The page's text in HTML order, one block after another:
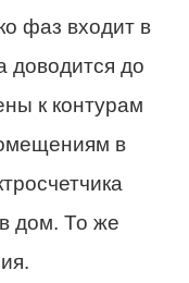
фаз входит в
доводится до
к контурам
в
дом. То же